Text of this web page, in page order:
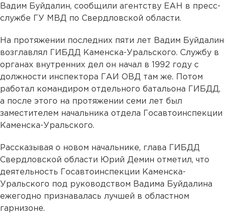
Вадим Буйдалин, сообщили агентству ЕАН в пресс-
службе ГУ МВД по Свердловской области.
На протяжении последних пяти лет Вадим Буйдалин
возглавлял ГИБДД Каменска-Уральского. Службу в
органах внутренних дел он начал в 1992 году с
должности инспектора ГАИ ОВД там же. Потом
работал командиром отдельного батальона ГИБДД,
а после этого на протяжении семи лет был
заместителем начальника отдела Госавтоинспекции
Каменска-Уральского.
Рассказывая о новом начальнике, глава ГИБДД
Свердловской области Юрий Демин отметил, что
деятельность Госавтоинспекции Каменска-
Уральского под руководством Вадима Буйдалина
ежегодно признавалась лучшей в областном
гарнизоне.